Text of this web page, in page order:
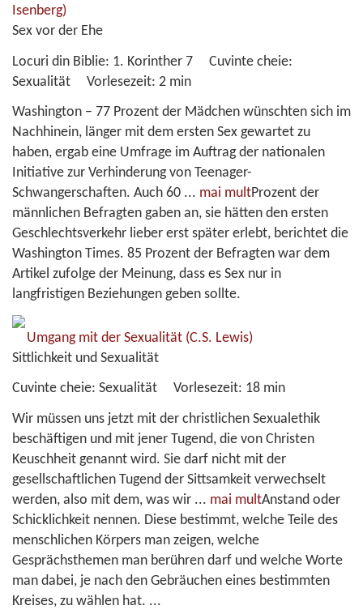
Isenberg)
Sex vor der Ehe
Locuri din Biblie: 1. Korinther 7 Cuvinte cheie:
Sexualität Vorlesezeit: 2 min
Washington – 77 Prozent der Mädchen wünschten sich im
Nachhinein, länger mit dem ersten Sex gewartet zu
haben, ergab eine Umfrage im Auftrag der nationalen
Initiative zur Verhinderung von Teenager-
Schwangerschaften. Auch 60 ... mai multProzent der
männlichen Befragten gaben an, sie hätten den ersten
Geschlechtsverkehr lieber erst später erlebt, berichtet die
Washington Times. 85 Prozent der Befragten war dem
Artikel zufolge der Meinung, dass es Sex nur in
langfristigen Beziehungen geben sollte.
Umgang mit der Sexualität (C.S. Lewis)
Sittlichkeit und Sexualität
Cuvinte cheie: Sexualität Vorlesezeit: 18 min
Wir müssen uns jetzt mit der christlichen Sexualethik
beschäftigen und mit jener Tugend, die von Christen
Keuschheit genannt wird. Sie darf nicht mit der
gesellschaftlichen Tugend der Sittsamkeit verwechselt
werden, also mit dem, was wir ... mai multAnstand oder
Schicklichkeit nennen. Diese bestimmt, welche Teile des
menschlichen Körpers man zeigen, welche
Gesprächsthemen man berühren darf und welche Worte
man dabei, je nach den Gebräuchen eines bestimmten
Kreises, zu wählen hat. ...